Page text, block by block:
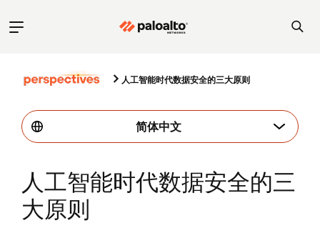
人工智能时代数据安全的三大原则
简体中文
人工智能时代数据安全的三
大原则